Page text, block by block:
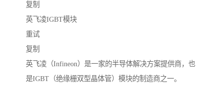
复制
英飞凌IGBT模块
重试
复制
英飞凌（Infineon）是一家的半导体解决方案提供商，也
是IGBT（绝缘栅双型晶体管）模块的制造商之一。